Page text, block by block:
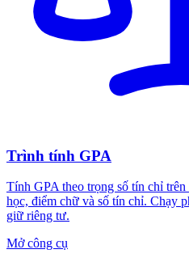
Trình tính GPA
Tính GPA theo trọng số tín chỉ
học, điểm chữ và số tín chỉ. Chạy
giữ riêng tư.
Mở công cụ